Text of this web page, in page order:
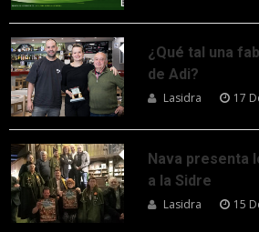
¿Qué tal una
de Adi?
Lasidra 17
Nava presenta
a la Sidre
Lasidra 15